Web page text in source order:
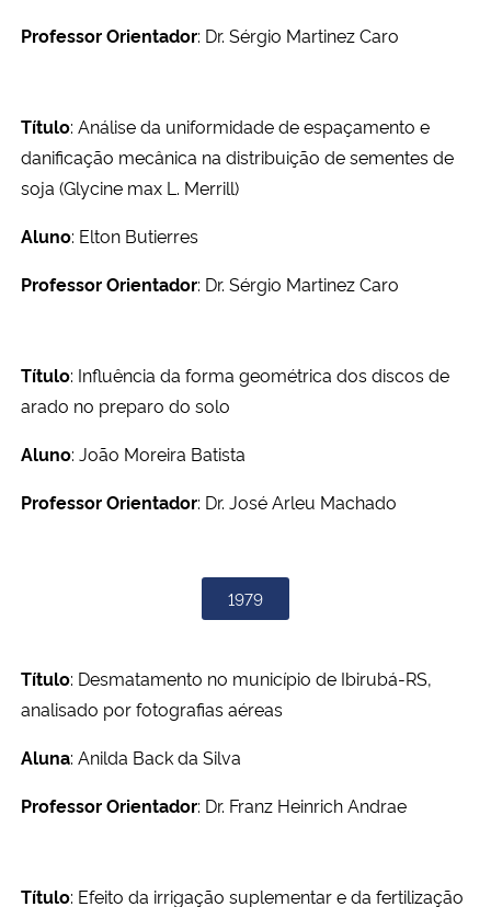
Professor Orientador: Dr. Sérgio Martinez Caro
Título: Análise da uniformidade de espaçamento e
danificação mecânica na distribuição de sementes de
soja (Glycine max L. Merrill)
Aluno: Elton Butierres
Professor Orientador: Dr. Sérgio Martinez Caro
Título: Influência da forma geométrica dos discos de
arado no preparo do solo
Aluno: João Moreira Batista
Professor Orientador: Dr. José Arleu Machado
1979
Título: Desmatamento no município de Ibirubá-RS,
analisado por fotografias aéreas
Aluna: Anilda Back da Silva
Professor Orientador: Dr. Franz Heinrich Andrae
Título: Efeito da irrigação suplementar e da fertilização